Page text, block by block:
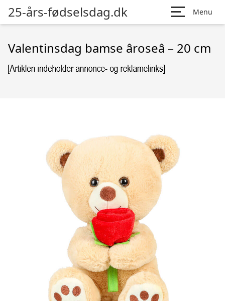
25-års-fødselsdag.dk Menu
Valentinsdag bamse âroseâ – 20 cm